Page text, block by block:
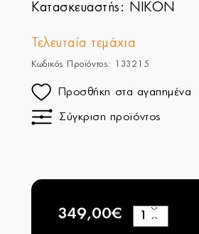
Κατασκευαστής: NIKON
Τελευταία τεμάχια
Κωδικός Προϊόντος: 133215
Προσθήκη στα αγαπημένα
Σύγκριση προϊόντος
349,00€
−
+